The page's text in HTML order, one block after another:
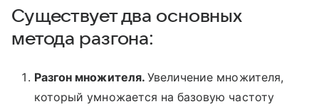
Существует два основных
метода разгона:
Разгон множителя. Увеличение множителя,
который умножается на базовую частоту